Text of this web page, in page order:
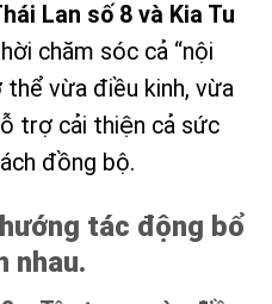
Lan số 8 và Kia Tu
chăm sóc cả “nội
thể vừa điều kinh, vừa
trợ cải thiện cả sức
đồng bộ.
tác động bổ
nhau.